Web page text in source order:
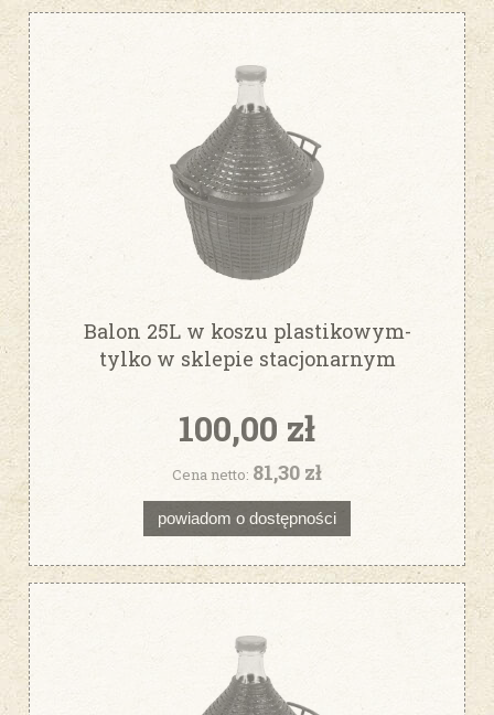
Balon 25L w koszu plastikowym-
tylko w sklepie stacjonarnym
100,00 zł
Cena netto: 81,30 zł
powiadom o dostępności